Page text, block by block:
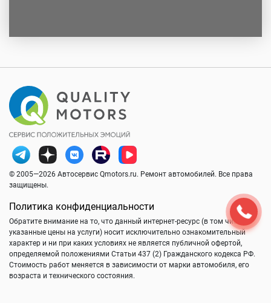
© 2005—2026 Автосервис Qmotors.ru. Ремонт автомобилей. Все права
защищены.
Политика конфиденциальности
Обратите внимание на то, что данный интернет-ресурс (в том числе
указанные цены на услуги) носит исключительно ознакомительный
характер и ни при каких условиях не является публичной офертой,
определяемой положениями Статьи 437 (2) Гражданского кодекса РФ.
Стоимость работ меняется в зависимости от марки автомобиля, его
возраста и технического состояния.